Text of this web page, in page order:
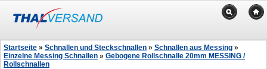
Startseite » Schnallen und Steckschnallen » Schnallen aus Messing »
Einzelne Messing Schnallen » Gebogene Rollschnalle 20mm MESSING /
Rollschnallen